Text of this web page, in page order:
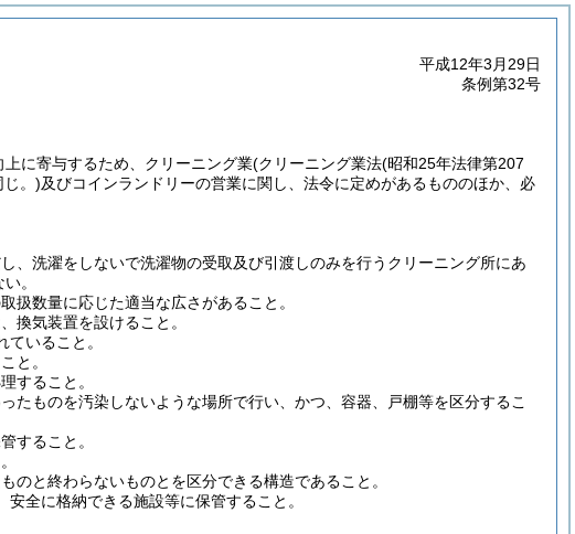
平成12年3月29日
条例第32号
に寄与するため、クリーニング業(クリーニング業法(昭和25年法律第207
じ。)及びコインランドリーの営業に関し、法令に定めがあるもののほか、必
、洗濯をしないで洗濯物の受取及び引渡しのみを行うクリーニング所にあ
。
扱数量に応じた適当な広さがあること。
換気装置を設けること。
いること。
と。
すること。
ものを汚染しないような場所で行い、かつ、容器、戸棚等を区分するこ
すること。
と終わらないものとを区分できる構造であること。
全に格納できる施設等に保管すること。